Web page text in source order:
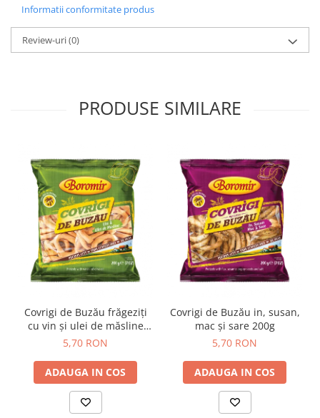
Pasca
Pasca Fresh
Cereale
Covrigi cu ulei de masline
Covrigi de Buzau
Grisine
Crochete
Produse de gătit
Faina
Malai
Produse congelate
Panificatie congelata
Patiserie congelata
Pizza congelata
Informatii conformitate produs
Review-uri(0)
PRODUSE SIMILARE
Covrigi de Buzău frăgeziți
cu vin și ulei de măsline
200g
5,70 RON
ADAUGA IN COS
Covrigi de Buzău in, susan,
mac și sare 200g
5,70 RON
ADAUGA IN COS